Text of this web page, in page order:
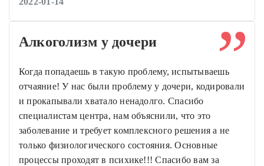
Алкоголизм у дочери
Когда попадаешь в такую проблему, испытываешь
отчаяние! У нас были проблему у дочери, кодировали
и прокапывали хватало ненадолго. Спасибо
специалистам центра, нам объяснили, что это
заболевание и требует комплексного решения а не
только физиологического состояния. Основные
процессы проходят в психике!!! Спасибо вам за